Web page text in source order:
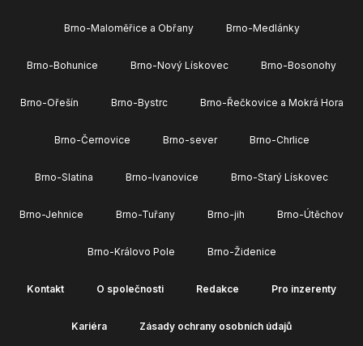
Brno-Maloměřice a Obřany Brno-Medlánky
Brno-Bohunice Brno-Nový Lískovec Brno-Bosonohy
Brno-Ořešín Brno-Bystrc Brno-Řečkovice a Mokrá Hora
Brno-Černovice Brno-sever Brno-Chrlice
Brno-Slatina Brno-Ivanovice Brno-Starý Lískovec
Brno-Jehnice Brno-Tuřany Brno-jih Brno-Útěchov
Brno-Královo Pole Brno-Židenice
Kontakt O společnosti Redakce Pro inzerenty
Kariéra Zásady ochrany osobních údajů